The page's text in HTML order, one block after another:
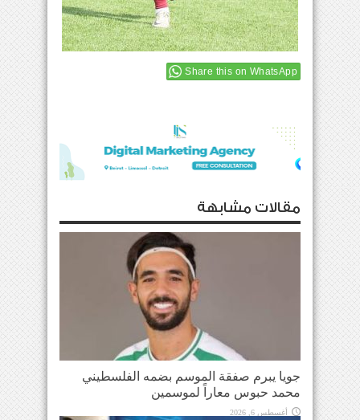
Share this on WhatsApp
مقالات مشابهة
جويا يبرم صفقة الموسم بضمه الفلسطيني
محمد حبوس معاراً لموسمين
أغسطس 6, 2026